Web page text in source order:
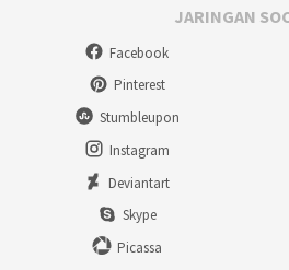
JARINGAN
Facebook
Pinterest
Stumbleupon
Instagram
Deviantart
Skype
Picassa